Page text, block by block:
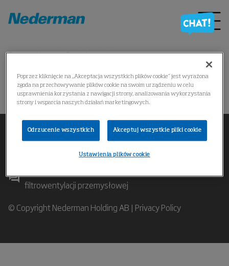
Strona główna Produkty *
Nie można znaleźć produktu
filtrowentylacji przemysłowej
© Copyright Nederman Holding AB | Privacy Policy
Poprzez kliknięcie na „Akceptacja wszystkich plików cookie” jest wyrażona
zgoda na przechowywanie plików cookie na swoim urządzeniu w celu
usprawnienia korzystania z nawigacji strony, analizowania wykorzystania
strony i wsparcia naszych działań marketingowych.
Odrzucenie wszystkich Akceptuj wszystkie pliki cookie
Ustawienia plików cookie